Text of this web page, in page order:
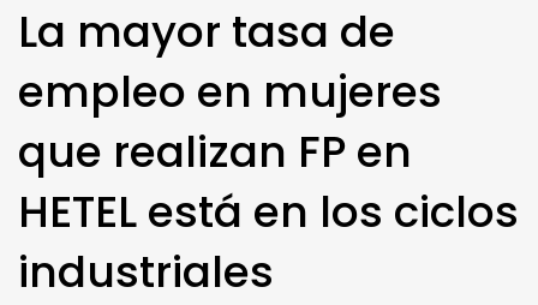
La mayor tasa de
empleo en mujeres
que realizan FP en
HETEL está en los ciclos
industriales